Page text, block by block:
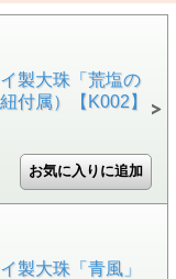
製大珠「荒塩の
付属）【K002】
製大珠「青風」